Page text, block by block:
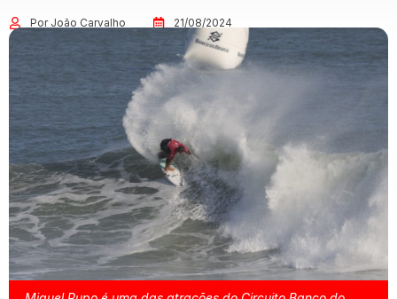
Por João Carvalho 21/08/2024